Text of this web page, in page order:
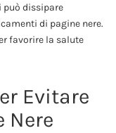
può dissipare
di pagine nere.
favorire la salute
Evitare
Nere